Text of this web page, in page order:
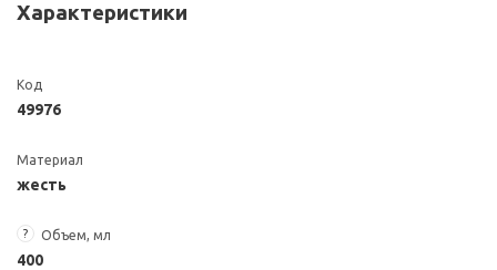
Характеристики
Код
49976
Материал
жесть
? Объем, мл
400